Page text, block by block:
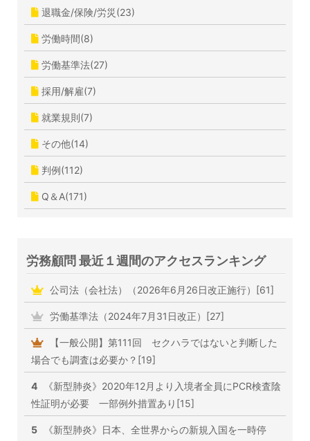
退職金/保険/労災(23)
労働時間(8)
労働基準法(27)
採用/解雇(7)
就業規則(7)
その他(14)
判例(112)
Q＆A(171)
労務顧問 最近１週間のアクセスランキング
公司法（会社法）（2026年6月26日改正施行）[61]
労働基準法（2024年7月31日改正）[27]
【一般公開】第111回 セクハラではないと判断した
場合でも調査は必要か？[19]
4
《新型肺炎》2020年12月より入境者全員にPCR検査陰
性証明が必要 一部例外措置あり[15]
5 《新型肺炎》日本、全世界からの新規入国を一時停